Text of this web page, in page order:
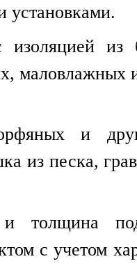
установками.
из
и
из песка,
толщина
с учетом